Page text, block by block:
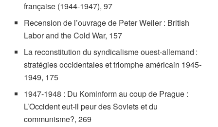
française (1944-1947), 97
Recension de l’ouvrage de Peter Weiler : British
Labor and the Cold War, 157
La reconstitution du syndicalisme ouest-allemand :
stratégies occidentales et triomphe américain 1945-
1949, 175
1947-1948 : Du Kominform au coup de Prague :
L’Occident eut-il peur des Soviets et du
communisme?, 269